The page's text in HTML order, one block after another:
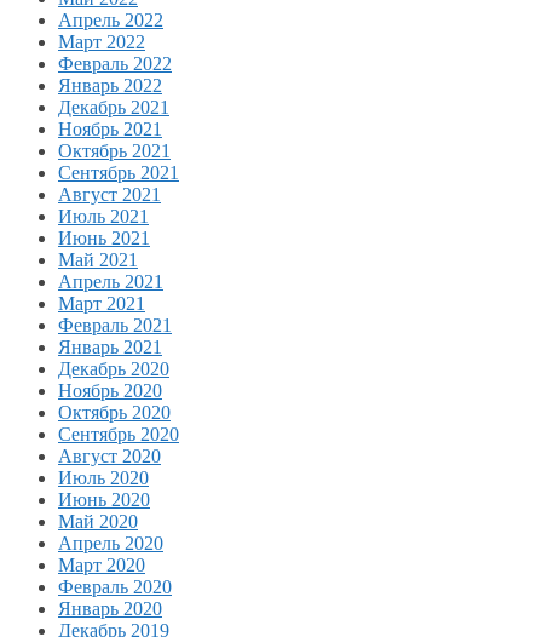
Апрель 2022
Март 2022
Февраль 2022
Январь 2022
Декабрь 2021
Ноябрь 2021
Октябрь 2021
Сентябрь 2021
Август 2021
Июль 2021
Июнь 2021
Май 2021
Апрель 2021
Март 2021
Февраль 2021
Январь 2021
Декабрь 2020
Ноябрь 2020
Октябрь 2020
Сентябрь 2020
Август 2020
Июль 2020
Июнь 2020
Май 2020
Апрель 2020
Март 2020
Февраль 2020
Январь 2020
Декабрь 2019